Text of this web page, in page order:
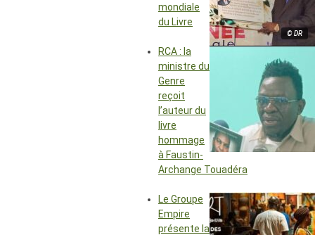
© DR
mondiale
du Livre
RCA : la
ministre du
Genre
reçoit
l’auteur du
livre
hommage
à Faustin-
Archange Touadéra
Le Groupe
Empire
présente la